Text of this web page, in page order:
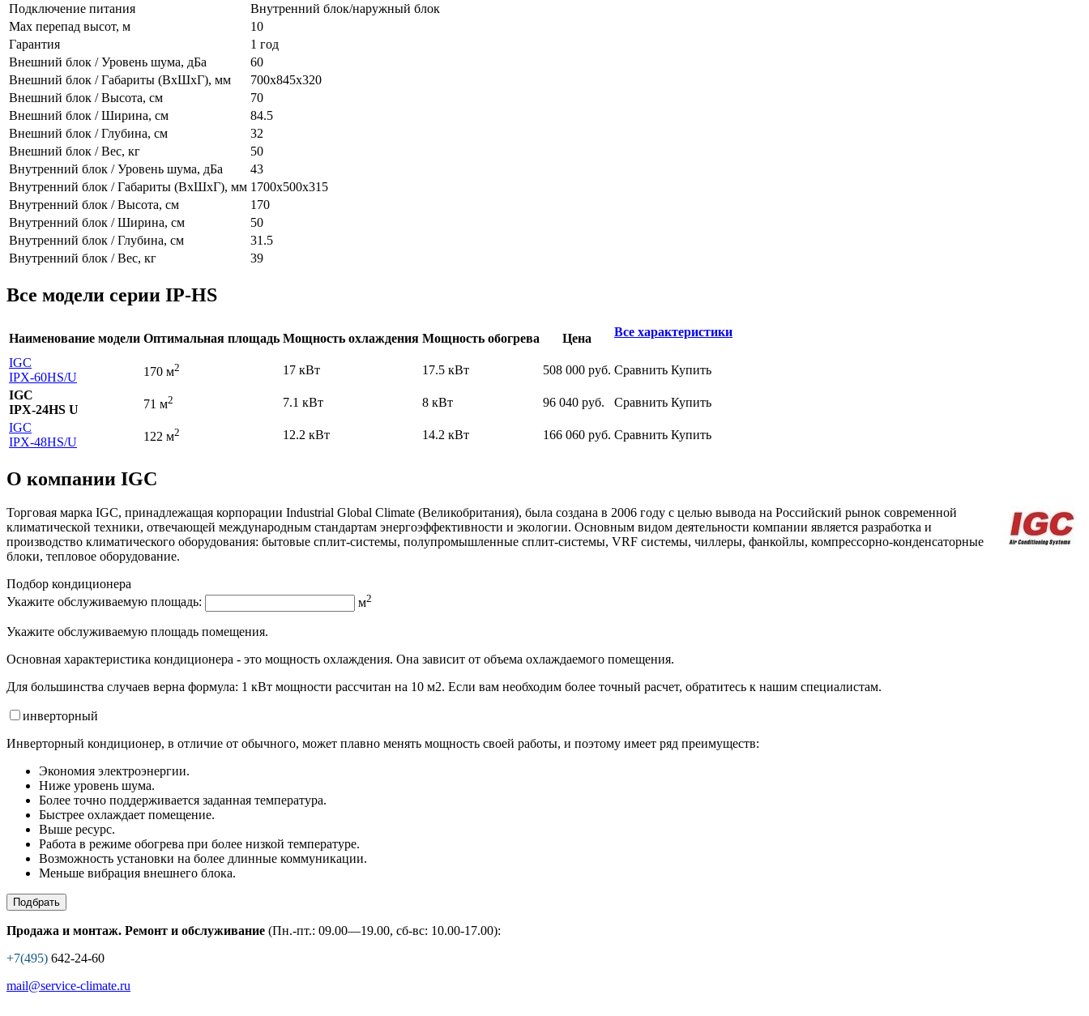
Подключение питания
Внутренний блок/наружный блок
Max перепад высот, м
10
Гарантия
1 год
Внешний блок / Уровень шума, дБа
60
Внешний блок / Габариты (ВхШхГ), мм
700x845x320
Внешний блок / Высота, см
70
Внешний блок / Ширина, см
84.5
Внешний блок / Глубина, см
32
Внешний блок / Вес, кг
50
Внутренний блок / Уровень шума, дБа
43
Внутренний блок / Габариты (ВхШхГ), мм 1700х500х315
Внутренний блок / Высота, см
170
Внутренний блок / Ширина, см
50
Внутренний блок / Глубина, см
31.5
Внутренний блок / Вес, кг
39
Все модели серии IP-HS
Наименование модели Оптимальная площадь Мощность охлаждения Мощность обогрева Цена Все характеристики
IGC
IPХ-60HS/U 170 м2 17 кВт 17.5 кВт 508 000 руб. Сравнить Купить
IGC
IPХ-24HS U
71 м2 7.1 кВт 8 кВт 96 040 руб. Сравнить Купить
IGC
IPХ-48HS/U 122 м2 12.2 кВт 14.2 кВт 166 060 руб. Сравнить Купить
О компании IGC
Торговая марка IGC, принадлежащая корпорации Industrial Global Climate (Великобритания), была создана в 2006 году с целью вывода на Российский рынок современной
климатической техники, отвечающей международным стандартам энергоэффективности и экологии. Основным видом деятельности компании является разработка и
производство климатического оборудования: бытовые сплит-системы, полупромышленные сплит-системы, VRF системы, чиллеры, фанкойлы, компрессорно-конденсаторные
блоки, тепловое оборудование.
Подбор кондиционера
Укажите обслуживаемую площадь:
м2
Укажите обслуживаемую площадь помещения.
Основная характеристика кондиционера - это мощность охлаждения. Она зависит от объема охлаждаемого помещения.
Для большинства случаев верна формула: 1 кВт мощности рассчитан на 10 м2. Если вам необходим более точный расчет, обратитесь к нашим специалистам.
инверторный
Инверторный кондиционер, в отличие от обычного, может плавно менять мощность своей работы, и поэтому имеет ряд преимуществ:
Экономия электроэнергии.
Ниже уровень шума.
Более точно поддерживается заданная температура.
Быстрее охлаждает помещение.
Выше ресурс.
Работа в режиме обогрева при более низкой температуре.
Возможность установки на более длинные коммуникации.
Меньше вибрация внешнего блока.
Подбрать
Продажа и монтаж. Ремонт и обслуживание (Пн.-пт.: 09.00—19.00, сб-вс: 10.00-17.00):
+7(495) 642-24-60
mail@service-climate.ru